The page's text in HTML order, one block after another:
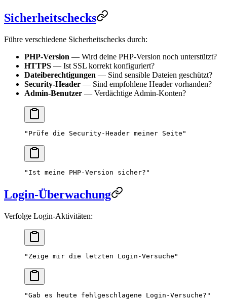
Sicherheitschecks
Führe verschiedene Sicherheitschecks durch:
PHP-Version — Wird deine PHP-Version noch unterstützt?
HTTPS — Ist SSL korrekt konfiguriert?
Dateiberechtigungen — Sind sensible Dateien geschützt?
Security-Header — Sind empfohlene Header vorhanden?
Admin-Benutzer — Verdächtige Admin-Konten?
"Prüfe die Security-Header meiner Seite"
"Ist meine PHP-Version sicher?"
Login-Überwachung
Verfolge Login-Aktivitäten:
"Zeige mir die letzten Login-Versuche"
"Gab es heute fehlgeschlagene Login-Versuche?"